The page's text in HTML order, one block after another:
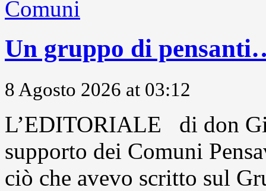
Un gruppo di
8 Agosto 2026 at 03:12
L’EDITORIALE di don
supporto dei Comuni
ciò che avevo scritto sul